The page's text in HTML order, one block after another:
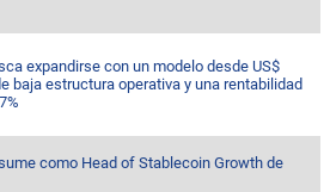
expandirse con un modelo desde US$
baja estructura operativa y una rentabilidad
como Head of Stablecoin Growth de